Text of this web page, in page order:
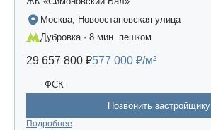
Москва, Новоостаповская улица
Дубровка · 8 мин. пешком
29 657 800 ₽577 000 ₽/м²
ФСК
Позвонить застройщику
Подробнее